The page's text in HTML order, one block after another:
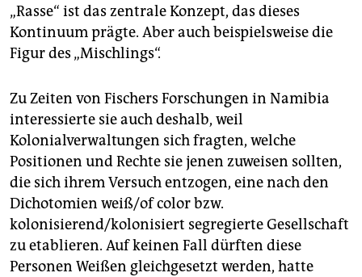
„Rasse“ ist das zentrale Konzept, das dieses
Kontinuum prägte. Aber auch beispielsweise die
Figur des „Mischlings“.
Zu Zeiten von Fischers Forschungen in Namibia
interessierte sie auch deshalb, weil
Kolonialverwaltungen sich fragten, welche
Positionen und Rechte sie jenen zuweisen sollten,
die sich ihrem Versuch entzogen, eine nach den
Dichotomien weiß/of color bzw.
kolonisierend/kolonisiert segregierte Gesellschaft
zu etablieren. Auf keinen Fall dürften diese
Personen Weißen gleichgesetzt werden, hatte